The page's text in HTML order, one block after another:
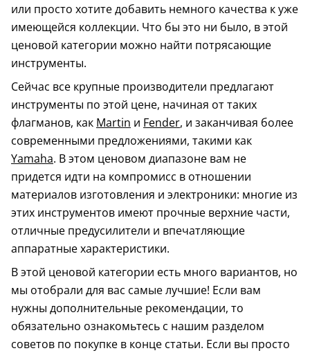
или просто хотите добавить немного качества к уже
имеющейся коллекции. Что бы это ни было, в этой
ценовой категории можно найти потрясающие
инструменты.
Сейчас все крупные производители предлагают
инструменты по этой цене, начиная от таких
флагманов, как Martin и Fender, и заканчивая более
современными предложениями, такими как
Yamaha. В этом ценовом диапазоне вам не
придется идти на компромисс в отношении
материалов изготовления и электроники: многие из
этих инструментов имеют прочные верхние части,
отличные предусилители и впечатляющие
аппаратные характеристики.
В этой ценовой категории есть много вариантов, но
мы отобрали для вас самые лучшие! Если вам
нужны дополнительные рекомендации, то
обязательно ознакомьтесь с нашим разделом
советов по покупке в конце статьи. Если вы просто